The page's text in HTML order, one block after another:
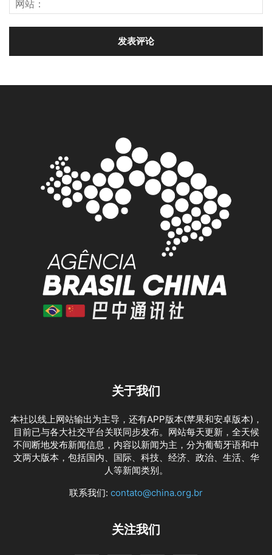
关于我们
本社以线上网站输出为主导，还有APP版本(苹果和安卓版本)，
目前已与各大社交平台关联同步发布。网站每天更新，全天候
不间断地发布新闻信息，内容以新闻为主，分为葡萄牙语和中
文两大版本，包括国内、国际、科技、经济、政治、生活、华
人等新闻类别。
联系我们: contato@china.org.br
关注我们